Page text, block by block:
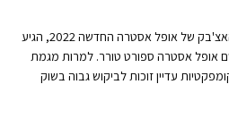
זמן קצר לאחר שנחשפה גרסת ההאצ'בק של אופל אסטרה החדשה 2022, הגיע
אופל אסטרה ספורט טורר. למרות מגמת
עדיין זוכות לביקוש גבוה בשוק